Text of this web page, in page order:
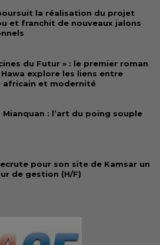
la réalisation du projet
et franchit de nouveaux jalons
du Futur » : le premier roman
Hawa explore les liens entre
africain et modernité
Mianquan : l’art du poing souple
pour son site de Kamsar un
de gestion (H/F)